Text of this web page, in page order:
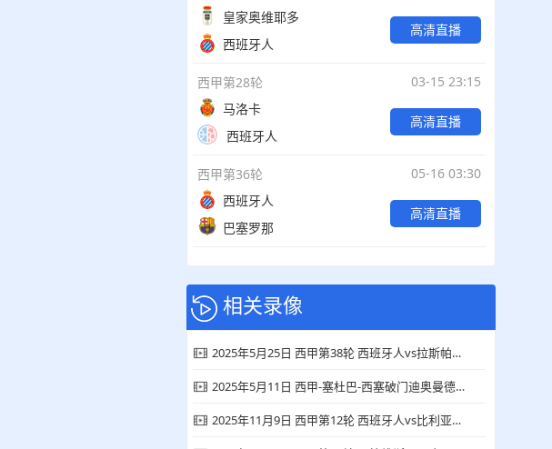
皇家奥维耶多
西班牙人
高清直播
西甲第28轮
03-15 23:15
马洛卡
西班牙人
高清直播
西甲第36轮
05-16 03:30
西班牙人
巴塞罗那
高清直播
相关录像
2025年5月25日 西甲第38轮 西班牙人vs拉斯帕尔马斯 全场集锦
2025年5月11日 西甲-塞杜巴-西塞破门迪奥曼德建功 莱加内斯3-2西班牙人终结8场不胜
2025年11月9日 西甲第12轮 西班牙人vs比利亚雷亚尔 全场集锦